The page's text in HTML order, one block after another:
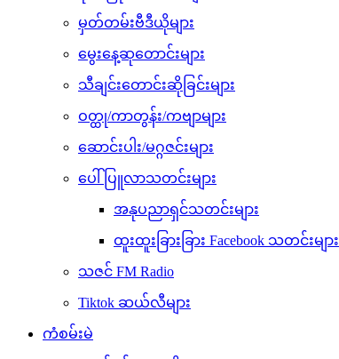
မှတ်တမ်းဗီဒီယိုများ
မွေးနေ့ဆုတောင်းများ
သီချင်းတောင်းဆိုခြင်းများ
ဝတ္ထု/ကာတွန်း/ကဗျာများ
ဆောင်းပါး/မဂ္ဂဇင်းများ
ပေါ်ပြူလာသတင်းများ
အနုပညာရှင်သတင်းများ
ထူးထူးခြားခြား Facebook သတင်းများ
သဇင် FM Radio
Tiktok ဆယ်လီများ
ကံစမ်းမဲ